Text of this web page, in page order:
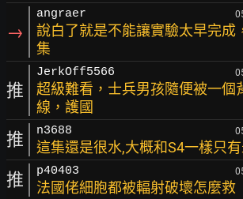
→
angraer
說白了就是不能讓實驗太早完成
集
推
JerkOff5566
超級難看，士兵男孩隨便被一個
線，護國
推 n3688
這集還是很水,大概和S4一樣只
推 p40403
法國佬細胞都被輻射破壞怎麼救